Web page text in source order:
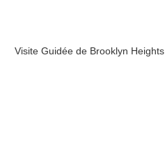
Visite Guidée de Brooklyn Heights